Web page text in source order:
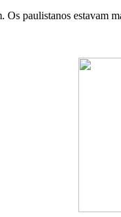
paulistanos estavam